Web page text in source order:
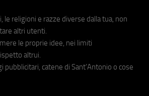
le religioni e razze diverse dalla tua, non
altri utenti.
le proprie idee, nei limiti
altrui.
pubblicitari, catene di Sant'Antonio o cose